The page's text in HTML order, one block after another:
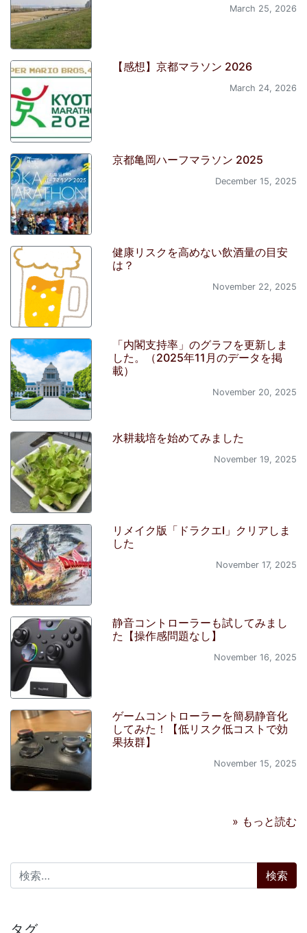
March 25, 2026
【感想】京都マラソン 2026
March 24, 2026
京都亀岡ハーフマラソン 2025
December 15, 2025
健康リスクを高めない飲酒量の目安
は？
November 22, 2025
「内閣支持率」のグラフを更新しま
した。（2025年11月のデータを掲
載）
November 20, 2025
水耕栽培を始めてみました
November 19, 2025
リメイク版「ドラクエI」クリアしま
した
November 17, 2025
静音コントローラーも試してみまし
た【操作感問題なし】
November 16, 2025
ゲームコントローラーを簡易静音化
してみた！【低リスク低コストで効
果抜群】
November 15, 2025
» もっと読む
検索:
タグ